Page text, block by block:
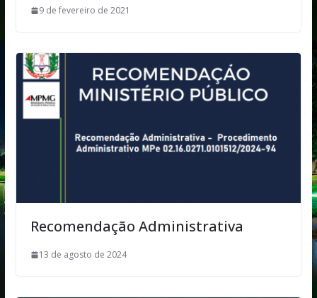
9 de fevereiro de 2021
Recomendação Administrativa
13 de agosto de 2024